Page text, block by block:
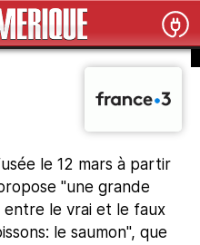
le 12 mars à partir
"une grande
le vrai et le faux
le saumon", que